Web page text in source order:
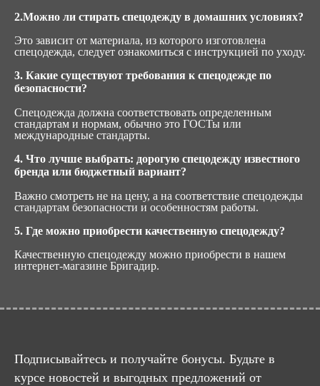
2.Можно ли стирать спецодежду в домашних условиях?
Это зависит от материала, из которого изготовлена
спецодежда, следует ознакомиться с инструкцией по уходу.
3. Какие существуют требования к спецодежде по
безопасности?
Спецодежда должна соответствовать определенным
стандартам и нормам, обычно это ГОСТы или
международные стандарты.
4. Что лучше выбрать: дорогую спецодежду известного
бренда или бюджетный вариант?
Важно смотреть не на цену, а на соответствие спецодежды
стандартам безопасности и особенностям работы.
5. Где можно приобрести качественную спецодежду?
Качественную спецодежду можно приобрести в нашем
интернет-магазине Бригадир.
Подписывайтесь и получайте бонусы. Будьте в
курсе новостей и выгодных предложений от